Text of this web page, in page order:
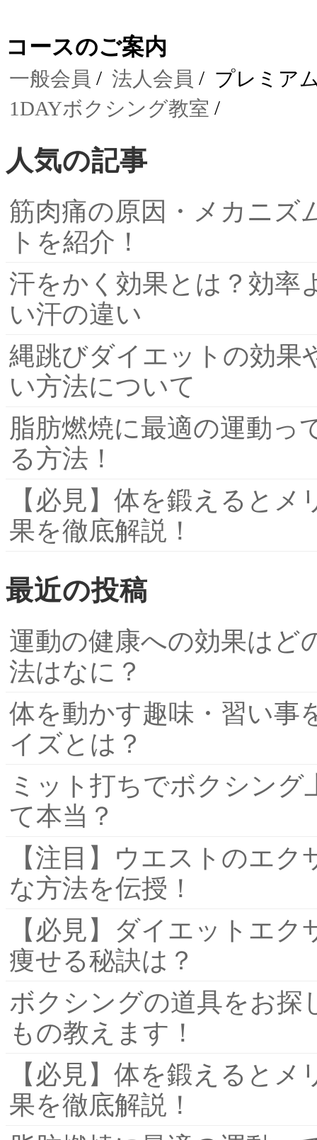
コースのご案内
一般会員 法人会員
プレミア
1DAYボクシング教室
人気の記事
筋肉痛の原因・メカニズ
トを紹介！
汗をかく効果とは？効率
い汗の違い
縄跳びダイエットの効果
い方法について
脂肪燃焼に最適の運動っ
る方法！
【必見】体を鍛えると
果を徹底解説！
最近の投稿
運動の健康への効果はど
法はなに？
体を動かす趣味・習い事
イズとは？
ミット打ちでボクシン
て本当？
【注目】ウエストのエ
な方法を伝授！
【必見】ダイエットエ
痩せる秘訣は？
ボクシングの道具をお探
もの教えます！
【必見】体を鍛えると
果を徹底解説！